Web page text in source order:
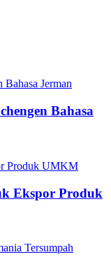
Bahasa
Ekspor Produk